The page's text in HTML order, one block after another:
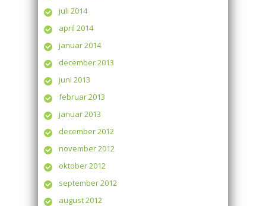
juli 2014
april 2014
januar 2014
december 2013
juni 2013
februar 2013
januar 2013
december 2012
november 2012
oktober 2012
september 2012
august 2012